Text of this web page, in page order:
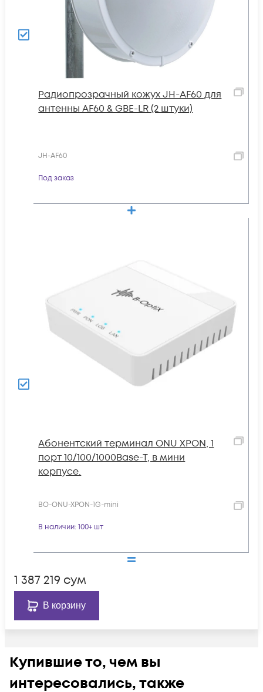
Радиопрозрачный кожух JH-AF60 для
антенны AF60 & GBE-LR (2 штуки)
JH-AF60
Под заказ
Абонентский терминал ONU XPON, 1
порт 10/100/1000Base-T, в мини
корпусе.
BO-ONU-XPON-1G-mini
В наличии: 100+ шт
1 387 219 сум
В корзину
Купившие то, чем вы
интересовались, также